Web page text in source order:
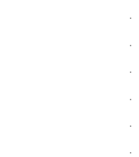
.
.
.
.
.
.